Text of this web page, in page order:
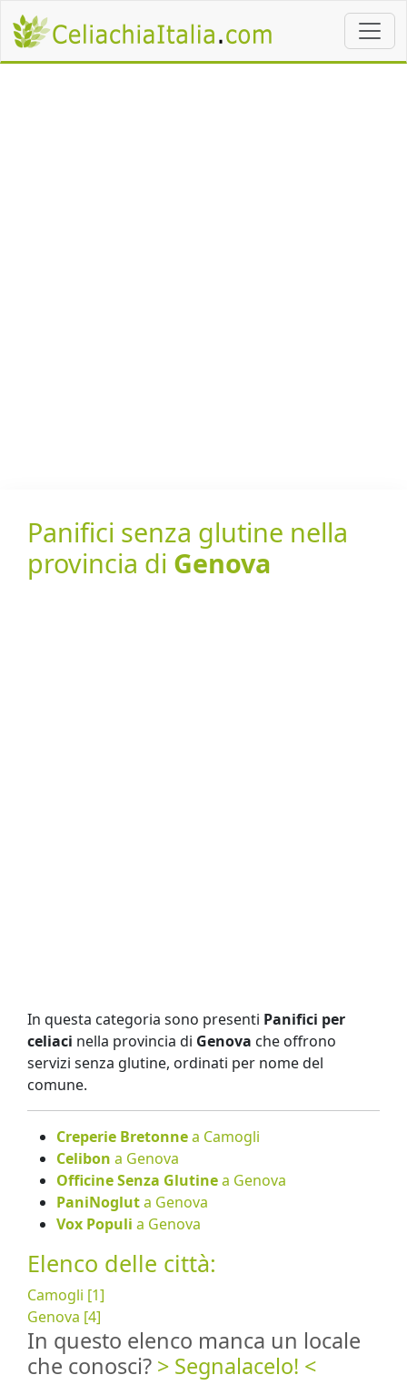
Panifici senza glutine nella
provincia di Genova
In questa categoria sono presenti Panifici per
celiaci nella provincia di Genova che offrono
servizi senza glutine, ordinati per nome del
comune.
Creperie Bretonnea Camogli
Celibon a Genova
Officine Senza Glutinea Genova
PaniNogluta Genova
Vox Populi a Genova
Elenco delle città:
Camogli [1]
Genova [4]
In questo elenco manca un locale
che conosci? > Segnalacelo! <